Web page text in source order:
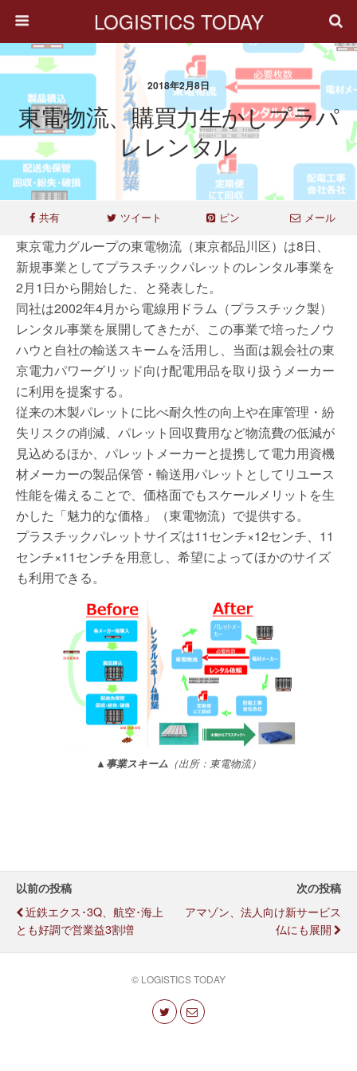
LOGISTICS TODAY
2018年2月8日
東電物流、購買力生かしプラパ
レレンタル
共有 ツイート ピン メール
東京電力グループの東電物流（東京都品川区）は8日、
新規事業としてプラスチックパレットのレンタル事業を
2月1日から開始した、と発表した。
同社は2002年4月から電線用ドラム（プラスチック製）
レンタル事業を展開してきたが、この事業で培ったノウ
ハウと自社の輸送スキームを活用し、当面は親会社の東
京電力パワーグリッド向け配電用品を取り扱うメーカー
に利用を提案する。
従来の木製パレットに比べ耐久性の向上や在庫管理・紛
失リスクの削減、パレット回収費用など物流費の低減が
見込めるほか、パレットメーカーと提携して電力用資機
材メーカーの製品保管・輸送用パレットとしてリユース
性能を備えることで、価格面でもスケールメリットを生
かした「魅力的な価格」（東電物流）で提供する。
プラスチックパレットサイズは11センチ×12センチ、11
センチ×11センチを用意し、希望によってほかのサイズ
も利用できる。
▲事業スキーム （出所：東電物流）
以前の投稿
近鉄エクス･3Q、航空･海上
とも好調で営業益3割増
次の投稿
アマゾン、法人向け新サービス
仏にも展開
© LOGISTICS TODAY